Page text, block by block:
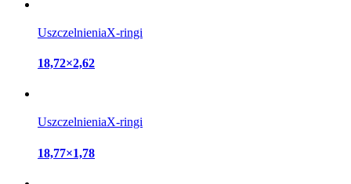
UszczelnieniaX-ringi
18,72×2,62
UszczelnieniaX-ringi
18,77×1,78